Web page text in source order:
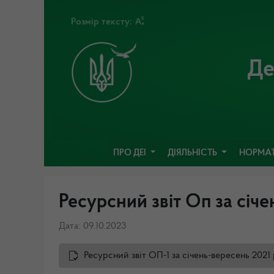
Розмір тексту:
ПРО ДЕІ ДІЯЛЬНІСТЬ
Ресурсний звіт Оп за
Дата: 09.10.2023
Ресурсний звіт ОП-1 за січень-вересень 2021